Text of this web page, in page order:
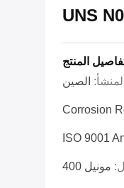
المنتج
الصين
Corrosion
ISO 9001
مونيل 400